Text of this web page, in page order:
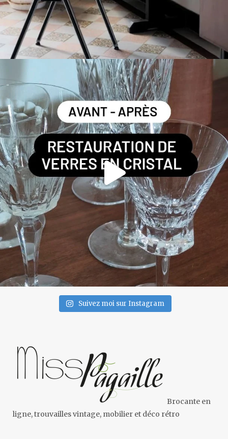
Suivez moi sur Instagram
Brocante en
ligne, trouvailles vintage, mobilier et déco rétro